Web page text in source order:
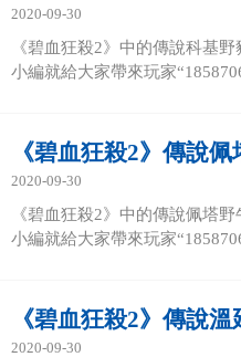
2020-09-30
《碧血狂殺2》中的傳說科基
小編就給大家帶來玩家
《碧血狂殺2》傳說
2020-09-30
《碧血狂殺2》中的傳說佩塔
小編就給大家帶來玩家
《碧血狂殺2》傳說
2020-09-30